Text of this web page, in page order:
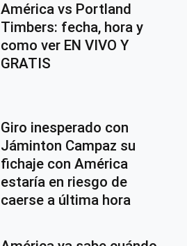
América vs Portland
Timbers: fecha, hora y
como ver EN VIVO Y
GRATIS
Giro inesperado con
Jáminton Campaz su
fichaje con América
estaría en riesgo de
caerse a última hora